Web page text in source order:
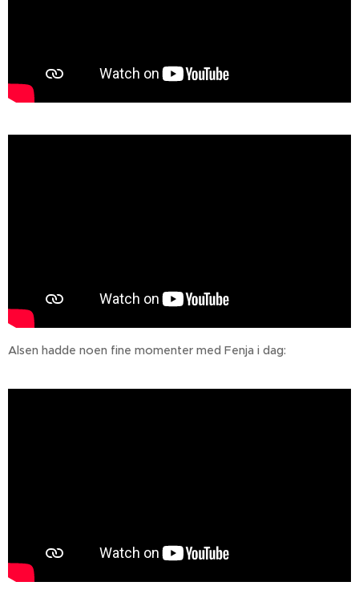
Alsen hadde noen fine momenter med Fenja i dag: